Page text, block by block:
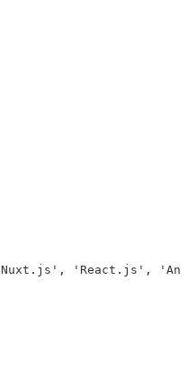
Nuxt.js ' , ' React.js ' , '